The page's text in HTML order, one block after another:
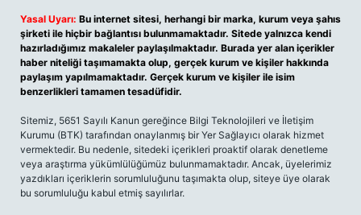
Yasal Uyarı: Bu internet sitesi, herhangi bir marka, kurum veya şahıs
şirketi ile hiçbir bağlantısı bulunmamaktadır. Sitede yalnızca kendi
hazırladığımız makaleler paylaşılmaktadır. Burada yer alan içerikler
haber niteliği taşımamakta olup, gerçek kurum ve kişiler hakkında
paylaşım yapılmamaktadır. Gerçek kurum ve kişiler ile isim
benzerlikleri tamamen tesadüfidir.
Sitemiz, 5651 Sayılı Kanun gereğince Bilgi Teknolojileri ve İletişim
Kurumu (BTK) tarafından onaylanmış bir Yer Sağlayıcı olarak hizmet
vermektedir. Bu nedenle, sitedeki içerikleri proaktif olarak denetleme
veya araştırma yükümlülüğümüz bulunmamaktadır. Ancak, üyelerimiz
yazdıkları içeriklerin sorumluluğunu taşımakta olup, siteye üye olarak
bu sorumluluğu kabul etmiş sayılırlar.